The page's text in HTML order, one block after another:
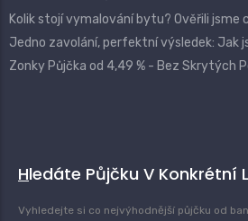
Kolik stojí vymalování bytu? Ověřili jsme
Jedno zavolání, perfektní výsledek: Jak
Zonky Půjčka od 4,49 % - Bez Skrytých
Hledáte Půjčku V Konkrétní
Vyhledejte si co nejvýhodnější půjčku od